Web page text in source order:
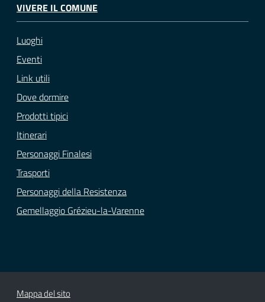
VIVERE IL COMUNE
Luoghi
Eventi
Link utili
Dove dormire
Prodotti tipici
Itinerari
Personaggi Finalesi
Trasporti
Personaggi della Resistenza
Gemellaggio Grézieu-la-Varenne
Mappa del sito